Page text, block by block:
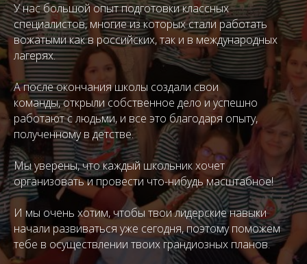
У нас большой опыт подготовки классных
специалистов, многие из которых стали работать
вожатыми как в российских, так и в международных
лагерях.
А после окончания школы создали свои
команды, открыли собственное дело и успешно
работают с людьми, и все это благодаря опыту,
полученному в детстве.
Мы уверены, что каждый школьник хочет
организовать и провести что-нибудь масштабное!
И мы очень хотим, чтобы твои лидерские навыки
начали развиваться уже сегодня, поэтому поможем
тебе в осуществлении твоих грандиозных планов.